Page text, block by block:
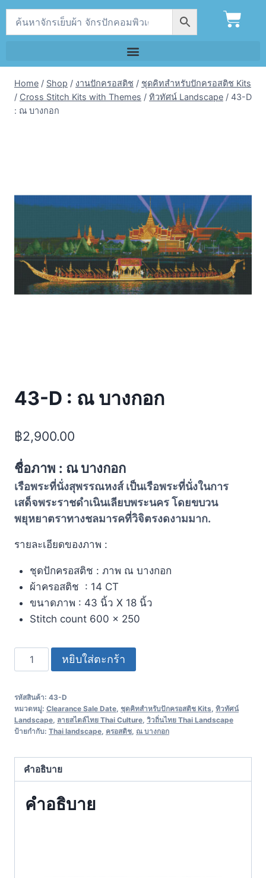
Home / Shop / งานปักครอสติช / ชุดคิทสำหรับปักครอสติช Kits
/ Cross Stitch Kits with Themes / ทิวทัศน์ Landscape / 43-D
: ณ บางกอก
43-D : ณ บางกอก
฿2,900.00
ชื่อภาพ : ณ บางกอก
เรือพระที่นั่งสุพรรณหงส์ เป็นเรือพระที่นั่งในการ
เสด็จพระราชดำเนินเลียบพระนคร โดยขบวน
พยุหยาตราทางชลมารคที่วิจิตรงดงามมาก.
รายละเอียดของภาพ :
ชุดปักครอสติช : ภาพ ณ บางกอก
ผ้าครอสติช : 14 CT
ขนาดภาพ : 43 นิ้ว X 18 นิ้ว
Stitch count 600 x 250
หยิบใส่ตะกร้า
รหัสสินค้า: 43-D
หมวดหมู่: Clearance Sale Date ชุดคิทสำหรับปักครอสติช Kits ทิวทัศน์
Landscape ลายสไตล์ไทย Thai Culture วิวถิ่นไทย Thai Landscape
ป้ายกำกับ: Thai landscape ครอสติช ณ บางกอก
คำอธิบาย
คำอธิบาย